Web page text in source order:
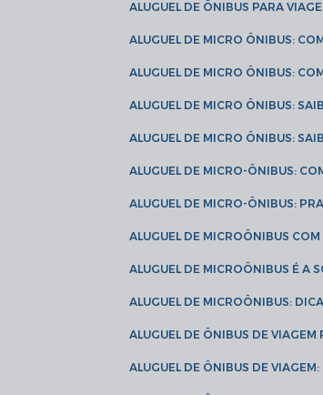
ALUGUEL DE ÔNIBUS PARA
ALUGUEL DE MICRO ÔNIBUS:
ALUGUEL DE MICRO ÔNIBUS:
ALUGUEL DE MICRO ÔNIBUS:
ALUGUEL DE MICRO ÔNIBUS:
ALUGUEL DE MICRO-ÔNIBUS:
ALUGUEL DE MICRO-ÔNIBUS:
ALUGUEL DE MICROÔNIBUS
ALUGUEL DE MICROÔNIBUS É A
ALUGUEL DE MICROÔNIBUS:
ALUGUEL DE ÔNIBUS DE
ALUGUEL DE ÔNIBUS DE